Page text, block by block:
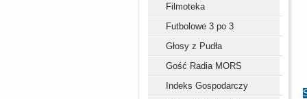
Filmoteka
Futbolowe 3 po 3
Głosy z Pudła
Gość Radia MORS
Indeks Gospodarczy